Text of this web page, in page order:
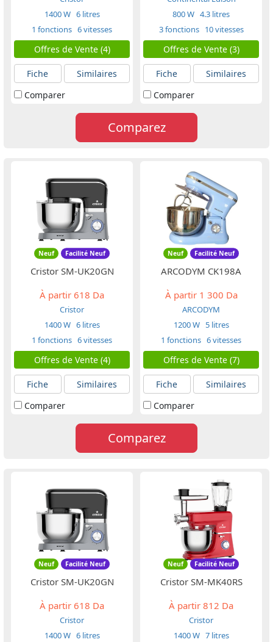
1400 W 6 litres
1 fonctions 6 vitesses
Offres de Vente (4)
Fiche
Similaires
Comparer
800 W 4.3 litres
3 fonctions 10 vitesses
Offres de Vente (3)
Fiche
Similaires
Comparer
Comparez
Neuf Facilité Neuf
Cristor SM-UK20GN
À partir 618 Da
Cristor
1400 W 6 litres
1 fonctions 6 vitesses
Offres de Vente (4)
Fiche
Similaires
Comparer
Neuf Facilité Neuf
ARCODYM CK198A
À partir1 300 Da
ARCODYM
1200 W 5 litres
1 fonctions 6 vitesses
Offres de Vente (7)
Fiche
Similaires
Comparer
Comparez
Neuf Facilité Neuf
Cristor SM-UK20GN
À partir 618 Da
Cristor
1400 W 6 litres
Neuf Facilité Neuf
Cristor SM-MK40RS
À partir 812 Da
Cristor
1400 W 7 litres